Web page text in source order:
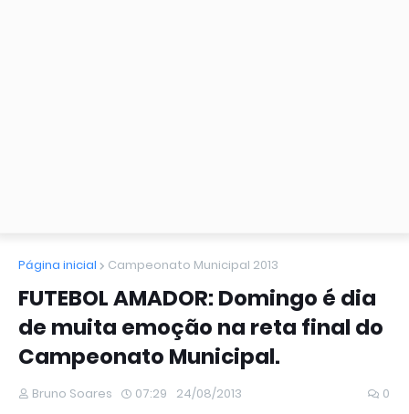
Página inicial Campeonato Municipal 2013
FUTEBOL AMADOR: Domingo é dia
de muita emoção na reta final do
Campeonato Municipal.
Bruno Soares 07:29 24/08/2013 0